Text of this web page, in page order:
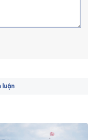
luận